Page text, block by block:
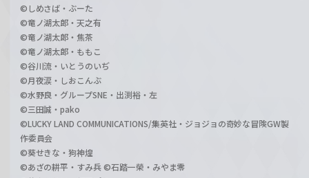
©しめさば・ぶーた
©竜ノ湖太郎・天之有
©竜ノ湖太郎・焦茶
©竜ノ湖太郎・ももこ
©谷川流・いとうのいぢ
©月夜涙・しおこんぶ
©水野良・グループSNE・出渕裕・左
©三田誠・pako
©LUCKY LAND COMMUNICATIONS/集英社・ジョジョの奇妙な冒険GW製
作委員会
©葵せきな・狗神煌
©あざの耕平・すみ兵 ©石踏一榮・みやま零